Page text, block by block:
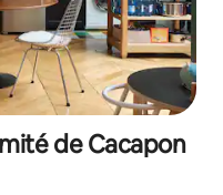
de Cacapon